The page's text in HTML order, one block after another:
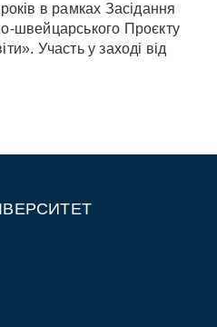
в рамках Засідання
швейцарського Проєкту
Участь у заході від